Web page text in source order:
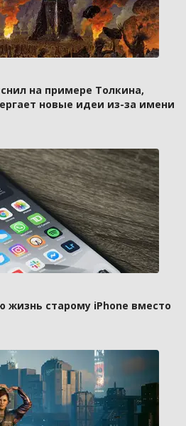
на примере Толкина,
новые идеи из-за имени
жизнь старому iPhone вместо